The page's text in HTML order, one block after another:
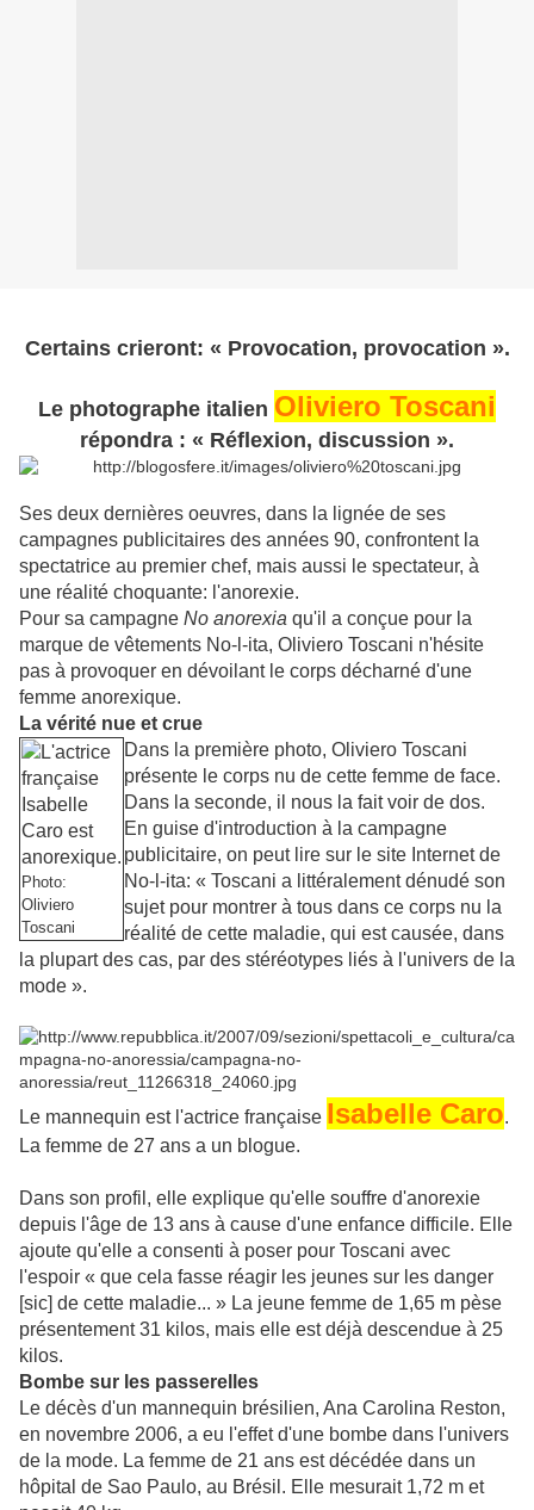
Certains crieront: « Provocation, provocation ».
Le photographe italien Oliviero Toscani
répondra : « Réflexion, discussion ».
Ses deux dernières oeuvres, dans la lignée de ses
campagnes publicitaires des années 90, confrontent la
spectatrice au premier chef, mais aussi le spectateur, à
une réalité choquante: l'anorexie.
Pour sa campagne No anorexia qu'il a conçue pour la
marque de vêtements No-l-ita, Oliviero Toscani n'hésite
pas à provoquer en dévoilant le corps décharné d'une
femme anorexique.
La vérité nue et crue
Photo:
Oliviero
Toscani
Dans la première photo, Oliviero Toscani
présente le corps nu de cette femme de face.
Dans la seconde, il nous la fait voir de dos.
En guise d'introduction à la campagne
publicitaire, on peut lire sur le site Internet de
No-l-ita: « Toscani a littéralement dénudé son
sujet pour montrer à tous dans ce corps nu la
réalité de cette maladie, qui est causée, dans
la plupart des cas, par des stéréotypes liés à l'univers de la
mode ».
Le mannequin est l'actrice française Isabelle Caro.
La femme de 27 ans a un blogue.
Dans son profil, elle explique qu'elle souffre d'anorexie
depuis l'âge de 13 ans à cause d'une enfance difficile. Elle
ajoute qu'elle a consenti à poser pour Toscani avec
l'espoir « que cela fasse réagir les jeunes sur les danger
[sic] de cette maladie... » La jeune femme de 1,65 m pèse
présentement 31 kilos, mais elle est déjà descendue à 25
kilos.
Bombe sur les passerelles
Le décès d'un mannequin brésilien, Ana Carolina Reston,
en novembre 2006, a eu l'effet d'une bombe dans l'univers
de la mode. La femme de 21 ans est décédée dans un
hôpital de Sao Paulo, au Brésil. Elle mesurait 1,72 m et